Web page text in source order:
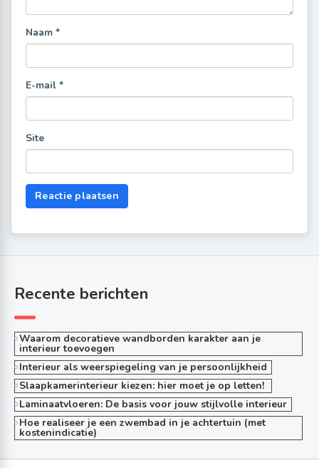
Naam *
E-mail *
Site
Recente berichten
Waarom decoratieve wandborden karakter aan je
interieur toevoegen
Interieur als weerspiegeling van je persoonlijkheid
Slaapkamerinterieur kiezen: hier moet je op letten!
Laminaatvloeren: De basis voor jouw stijlvolle interieur
Hoe realiseer je een zwembad in je achtertuin (met
kostenindicatie)